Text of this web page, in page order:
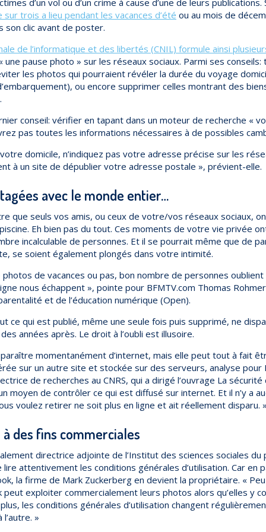
trois a lieu pendant les vacances d’été ou au mois de
son clic avant de poster.
de l’informatique et des libertés (CNIL) formule ainsi
pause photo » sur les réseaux sociaux. Parmi ses
les photos qui pourraient révéler la durée du voyage
ou encore supprimer celles montrant des
conseil: vérifier en tapant dans un moteur de recherche «
pas toutes les informations nécessaires à de possibles
domicile, n’indiquez pas votre adresse précise sur les
à un site de dépublier votre adresse postale », prévient-elle.
avec le monde entier…
que seuls vos amis, ou ceux de votre/vos réseaux sociaux,
Eh bien pas du tout. Ces moments de votre vie privée
incalculable de personnes. Et il se pourrait même que de
se soient également plongés dans votre intimité.
photos de vacances ou pas, bon nombre de personnes
nous échappent », pointe pour BFMTV.com Thomas
et de l’éducation numérique (Open).
ce qui est publié, même une seule fois puis supprimé, ne
années après. Le droit à l’oubli est illusoire.
momentanément d’internet, mais elle peut tout à fait
sur un autre site et stockée sur des serveurs, analyse pour
de recherches au CNRS, qui a dirigé l’ouvrage La sécurité
moyen de contrôler ce qui est diffusé sur internet. Et il n’y a
voulez retirer ne soit plus en ligne et ait réellement disparu.
des fins commerciales
directrice adjointe de l’Institut des sciences sociales du
lire attentivement les conditions générales d’utilisation. Car en
la firme de Mark Zuckerberg en devient la propriétaire. «
peut exploiter commercialement leurs photos alors qu’elles y
les conditions générales d’utilisation changent
»